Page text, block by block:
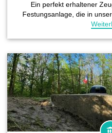
Ein perfekt erhaltener
Festungsanlage, die in